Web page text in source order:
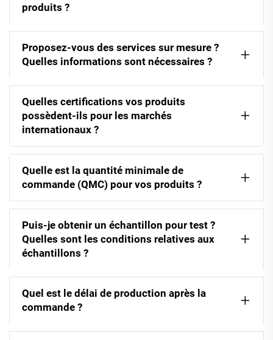
produits ?
Proposez-vous des services sur mesure ?
Quelles informations sont nécessaires ?
Quelles certifications vos produits
possèdent-ils pour les marchés
internationaux ?
Quelle est la quantité minimale de
commande (QMC) pour vos produits ?
Puis-je obtenir un échantillon pour test ?
Quelles sont les conditions relatives aux
échantillons ?
Quel est le délai de production après la
commande ?